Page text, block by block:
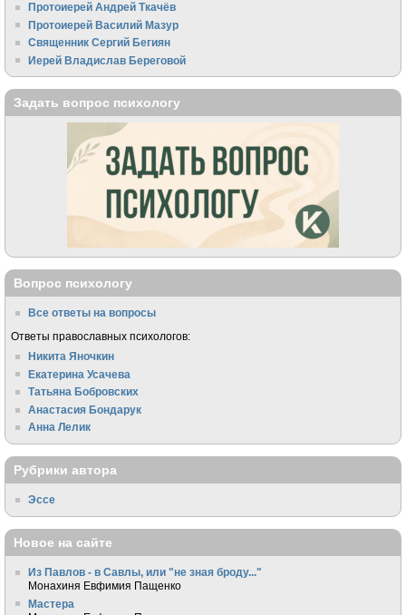
Протоиерей Андрей Ткачёв
Протоиерей Василий Мазур
Священник Сергий Бегиян
Иерей Владислав Береговой
Задать вопрос психологу
Вопрос психологу
Все ответы на вопросы
Ответы православных психологов:
Никита Яночкин
Екатерина Усачева
Татьяна Бобровских
Анастасия Бондарук
Анна Лелик
Рубрики автора
Эссе
Новое на сайте
Из Павлов - в Савлы, или "не зная броду..."
Монахиня Евфимия Пащенко
Мастера